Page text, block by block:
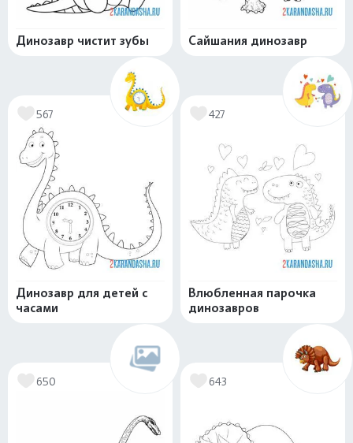
Динозавр чистит зубы Сайшания динозавр
567
Динозавр для детей с
часами
427
Влюбленная парочка
динозавров
650 643